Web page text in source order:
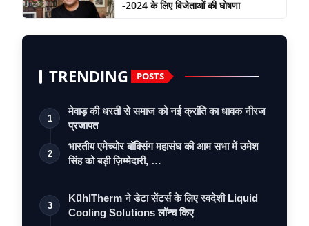
-2024 के लिए विजेताओं की घोषणा
TRENDING POSTS
1
मेवाड़ की धरती से समाज को नई क्रांति का धावक नीरज
प्रजापत
2
भारतीय एमेच्योर बॉक्सिंग महासंघ की आम सभा में उमेश
सिंह को बड़ी ज़िम्मेदारी, …
3
KühlTherm ने डेटा सेंटर्स के लिए स्वदेशी Liquid
Cooling Solutions लॉन्च किए